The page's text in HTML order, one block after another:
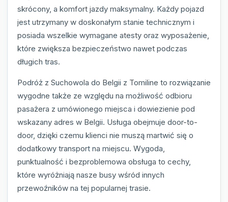
skrócony, a komfort jazdy maksymalny. Każdy pojazd
jest utrzymany w doskonałym stanie technicznym i
posiada wszelkie wymagane atesty oraz wyposażenie,
które zwiększa bezpieczeństwo nawet podczas
długich tras.
Podróż z Suchowola do Belgii z Tomiline to rozwiązanie
wygodne także ze względu na możliwość odbioru
pasażera z umówionego miejsca i dowiezienie pod
wskazany adres w Belgii. Usługa obejmuje door-to-
door, dzięki czemu klienci nie muszą martwić się o
dodatkowy transport na miejscu. Wygoda,
punktualność i bezproblemowa obsługa to cechy,
które wyróżniają nasze busy wśród innych
przewoźników na tej popularnej trasie.